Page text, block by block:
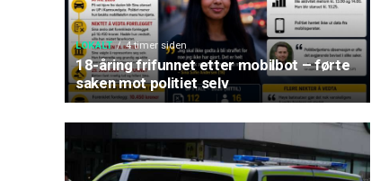
LOKALT 4 timer siden
18-åring frifunnet etter mobilbot – førte
saken mot politiet selv